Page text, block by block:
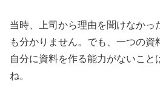
当時、上司から理由を聞けなかっ
も分かりません。でも、一つの資
自分に資料を作る能力がないこと
ね。